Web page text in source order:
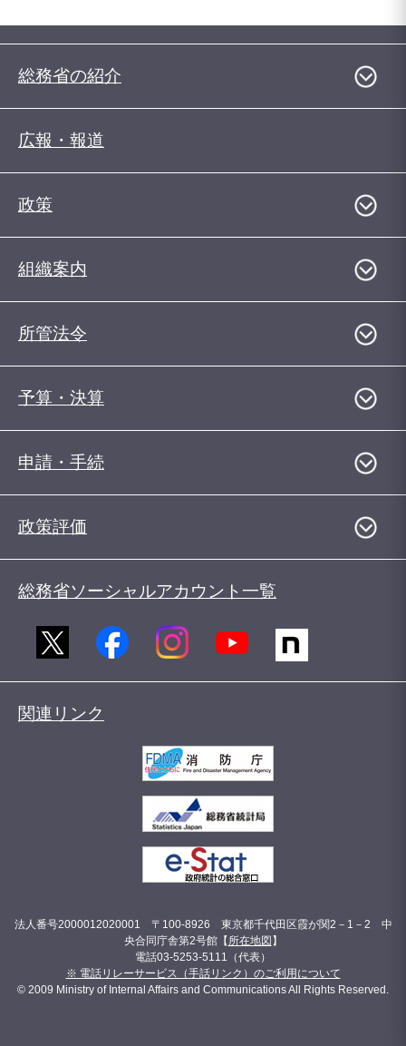
総務省の紹介
広報・報道
政策
組織案内
所管法令
予算・決算
申請・手続
政策評価
総務省ソーシャルアカウント一覧
関連リンク
法人番号2000012020001 〒100-8926 東京都千代田区霞が関2－1－2 中
央合同庁舎第2号館【 所在地図 】
電話03-5253-5111（代表）
※ 電話リレーサービス（手話リンク）のご利用について
© 2009 Ministry of Internal Affairs and Communications All Rights Reserved.